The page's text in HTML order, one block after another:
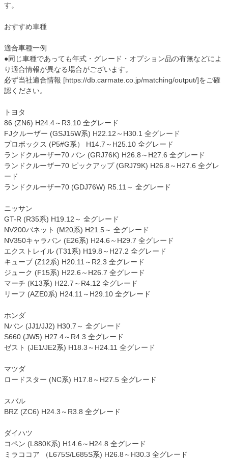
す。
おすすめ車種
適合車種一例
●同じ車種であっても年式・グレード・オプション品の有無などによ
り適合情報が異なる場合がございます。
必ず当社適合情報 [https://db.carmate.co.jp/matching/output/]をご確
認ください。
トヨタ
86 (ZN6) H24.4～R3.10 全グレード
FJクルーザー (GSJ15W系) H22.12～H30.1 全グレード
プロボックス (P5#G系） H14.7～H25.10 全グレード
ランドクルーザー70 バン (GRJ76K) H26.8～H27.6 全グレード
ランドクルーザー70 ピックアップ (GRJ79K) H26.8～H27.6 全グレ
ード
ランドクルーザー70 (GDJ76W) R5.11～ 全グレード
ニッサン
GT-R (R35系) H19.12～ 全グレード
NV200バネット (M20系) H21.5～ 全グレード
NV350キャラバン (E26系) H24.6～H29.7 全グレード
エクストレイル (T31系) H19.8～H27.2 全グレード
キューブ (Z12系) H20.11～R2.3 全グレード
ジューク (F15系) H22.6～H26.7 全グレード
マーチ (K13系) H22.7～R4.12 全グレード
リーフ (AZE0系) H24.11～H29.10 全グレード
ホンダ
Nバン (JJ1/JJ2) H30.7～ 全グレード
S660 (JW5) H27.4～R4.3 全グレード
ゼスト (JE1/JE2系) H18.3～H24.11 全グレード
マツダ
ロードスター (NC系) H17.8～H27.5 全グレード
スバル
BRZ (ZC6) H24.3～R3.8 全グレード
ダイハツ
コペン (L880K系) H14.6～H24.8 全グレード
ミラココア （L675S/L685S系) H26.8～H30.3 全グレード